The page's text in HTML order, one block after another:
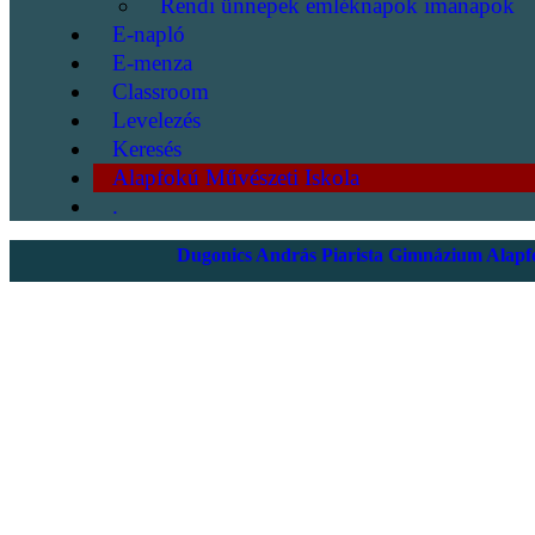
Rendi ünnepek emléknapok imanapok
E-napló
E-menza
Classroom
Levelezés
Keresés
Alapfokú Művészeti Iskola
.
Dugonics András Piarista Gimnázium